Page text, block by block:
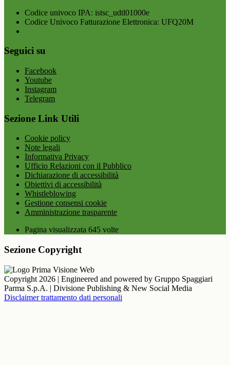
Codice univoco IPA: istsc_udtl01000e
Codice Univoco Fatturazione Elettronica: UFQ20M
Seguici su
Facebook
Youtube
Instagram
Telegram
Sezione Link Utili
Cookie policy
Note legali
Informativa Privacy
Ufficio Relazioni con il Pubblico
Dichiarazione di accessibilità
Obiettivi di accessibilità
Whistleblowing
Gestione consensi cookie
Amministrazione trasparente
Pagina visualizzata 645 volte
Sezione Copyright
Copyright 2026 | Engineered and powered by Gruppo Spaggiari
Parma S.p.A. | Divisione Publishing & New Social Media
Disclaimer trattamento dati personali